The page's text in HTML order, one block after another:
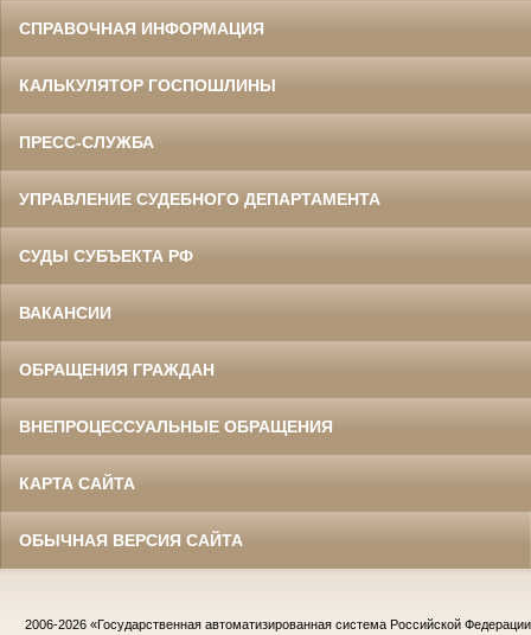
СПРАВОЧНАЯ ИНФОРМАЦИЯ
КАЛЬКУЛЯТОР ГОСПОШЛИНЫ
ПРЕСС-СЛУЖБА
УПРАВЛЕНИЕ СУДЕБНОГО ДЕПАРТАМЕНТА
СУДЫ СУБЪЕКТА РФ
ВАКАНСИИ
ОБРАЩЕНИЯ ГРАЖДАН
ВНЕПРОЦЕССУАЛЬНЫЕ ОБРАЩЕНИЯ
КАРТА САЙТА
ОБЫЧНАЯ ВЕРСИЯ САЙТА
2006-2026 «Государственная автоматизированная система Российской